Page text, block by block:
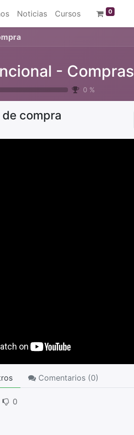
Noticias Cursos 0
- Compras
0 %
compra
Comentarios (0)
0